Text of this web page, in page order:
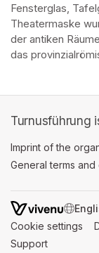
Fensterglas,
Theatermaske
der antiken
das
Turnusführung
Imprint of the
General terms
Cookie settings
Support